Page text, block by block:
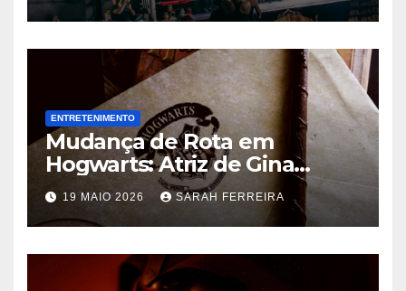
ENTRETENIMENTO
Mudança de Rota em
Hogwarts: Atriz de Gina
Weasley Deixa a Nova Série
da HBO Após a Primeira
Temporada
19 MAIO 2026 SARAH FERREIRA